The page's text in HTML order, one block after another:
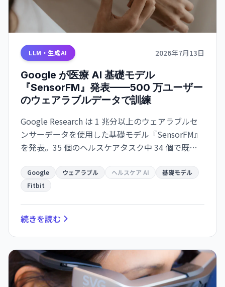
LLM・生成AI 2026年7月13日
Google が医療 AI 基礎モデル
『SensorFM』発表——500 万ユーザー
のウェアラブルデータで訓練
Google Research は 1 兆分以上のウェアラブルセ
ンサーデータを使用した基礎モデル『SensorFM』
を発表。35 個のヘルスケアタスク中 34 個で既存
中。Google ウェアラブル ヘルスケア AI
基礎モデル
Fitbit
続きを読む